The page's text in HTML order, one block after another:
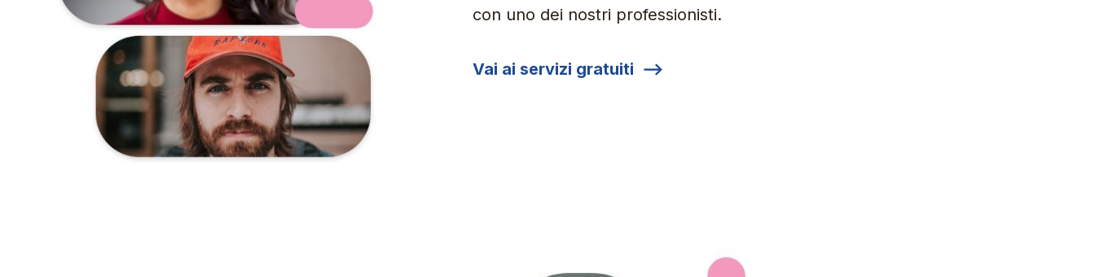
con uno dei nostri professionisti.
Vai ai servizi gratuiti